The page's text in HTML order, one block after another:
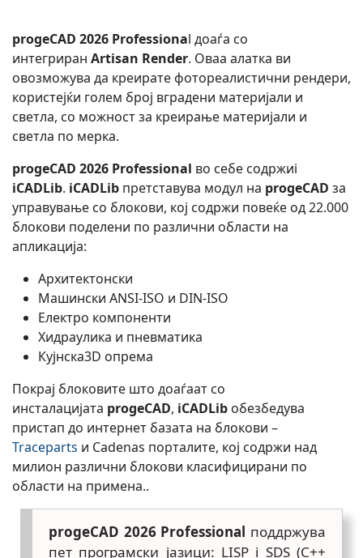
progeCAD 2026 Professional доаѓа со
интегриран Artisan Render. Оваа алатка ви
овозможува да креирате фотореалистични рендери,
користејќи голем број вградени материјали и
светла, со можност за креирање материјали и
светла по мерка.
progeCAD 2026 Professional во себе содржиi
iCADLib. iCADLib претставува модул на progeCAD за
управување со блокови, кој содржи повеќе од 22.000
блокови поделени по различни области на
апликација:
Архитектонски
Машински ANSI-ISO и DIN-ISO
Електро компоненти
Хидраулика и пневматика
Кујнска3D опрема
Покрај блоковите што доаѓаат со
инсталацијата progeCAD, iCADLib обезбедува
пристап до интернет базата на блокови –
Traceparts и Cadenas порталите, кој содржи над
милион различни блокови класифицирани по
области на примена..
progeCAD 2026 Professional поддржува
пет програмски јазици: LISP i SDS (C++